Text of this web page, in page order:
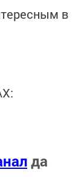
в
да